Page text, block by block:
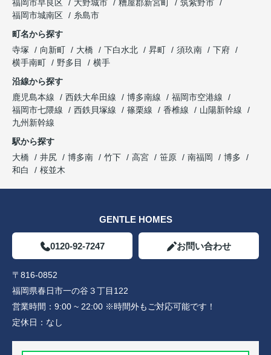
福岡市早良区
大野城市 糟屋郡新宮町
筑紫野市
福岡市城南区
糸島市
町名から探す
寺塚
向新町 大橋 下白水北 昇町 須玖南
下府
横手南町
野多目
横手
沿線から探す
鹿児島本線
西鉄大牟田線 博多南線
福岡市空港線
福岡市七隈線
西鉄貝塚線 篠栗線 香椎線
山陽新幹線
九州新幹線
駅から探す
大橋
井尻 博多南 竹下 高宮 笹原 南福岡
博多
和白
桜並木
GENTLE HOMES
0120-92-7247 お問い合わせ
〒816-0852
福岡県春日市一の谷３丁目122
営業時間： 9:00 ~ 22:00 ※時間外もご対応可能です！
定休日： なし